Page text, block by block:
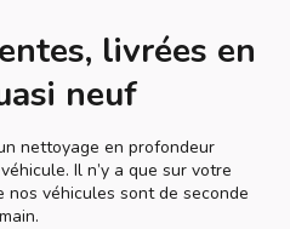
livrées en
neuf
nettoyage en profondeur
Il n’y a que sur votre
véhicules sont de seconde
main.